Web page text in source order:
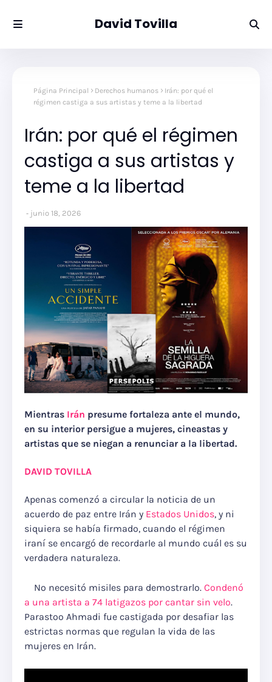
David Tovilla
Página Principal Derechos humanos
Irán: por qué el
régimen castiga a sus artistas y teme a la libertad
Irán: por qué el régimen
castiga a sus artistas y
teme a la libertad
junio 18, 2026
Mientras Irán presume fortaleza ante el mundo,
en su interior persigue a mujeres, cineastas y
artistas que se niegan a renunciar a la libertad.
DAVID TOVILLA
Apenas comenzó a circular la noticia de un
acuerdo de paz entre Irán y Estados Unidos, y ni
siquiera se había firmado, cuando el régimen
iraní se encargó de recordarle al mundo cuál es su
verdadera naturaleza.
No necesitó misiles para demostrarlo. Condenó
a una artista a 74 latigazos por cantar sin velo.
Parastoo Ahmadi fue castigada por desafiar las
estrictas normas que regulan la vida de las
mujeres en Irán.